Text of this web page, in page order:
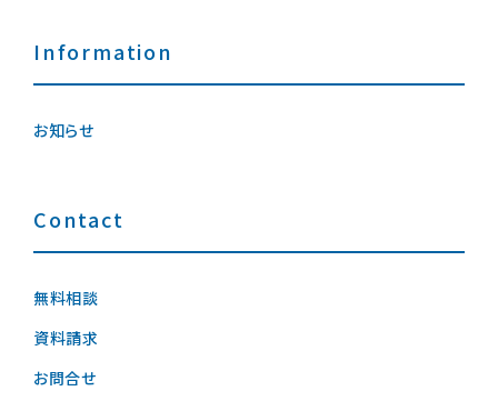
Information
お知らせ
Contact
無料相談
資料請求
お問合せ